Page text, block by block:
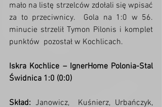
mało na listę strzelców zdołali się wpisać
za to przeciwnicy.  Gola na 1:0 w 56.
minucie strzelił Tymon Pilonis i komplet
punktów  pozostał w Kochlicach.
Iskra Kochlice – IgnerHome Polonia-Stal
Świdnica 1:0 (0:0)
Skład: Janowicz,  Kuśnierz, Urbańczyk,